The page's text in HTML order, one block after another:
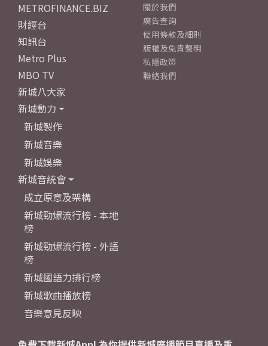
METROFINANCE.BIZ
財經台
知訊台
Metro Plus
MBO TV
新城八大家
新城動力
新城製作
新城音樂
新城娛樂
新城音統會
成立原意及架構
新城勁爆流行榜 - 本地
榜
新城勁爆流行榜 - 外語
榜
新城國語力排行榜
新城歌曲播放榜
音樂意見反映
關於我們
廣告查詢
使用條款及細則
版權及免責聲明
私隱政策
聯絡我們